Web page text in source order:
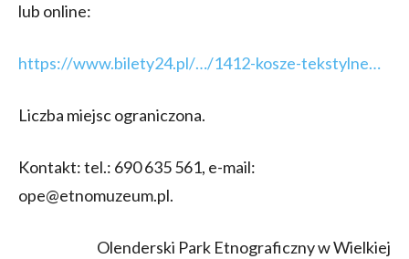
lub online:
https://www.bilety24.pl/…/1412-kosze-tekstylne…
Liczba miejsc ograniczona.
Kontakt: tel.: 690 635 561, e-mail:
ope@etnomuzeum.pl.
Olenderski Park Etnograficzny w Wielkiej